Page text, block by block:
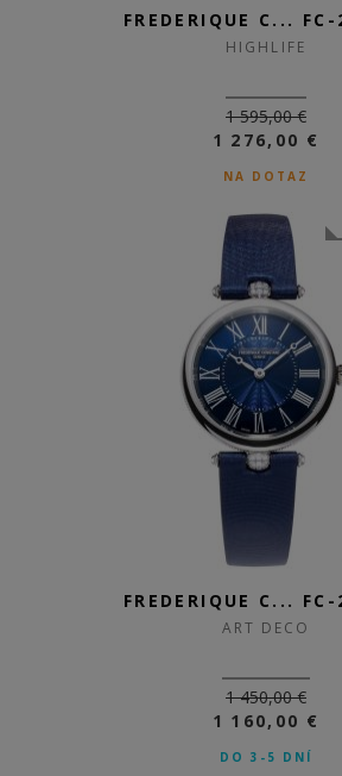
HIGHLIFE
1 595,00 €
1 276,00 €
NA DOTAZ
ART DECO
1 450,00 €
1 160,00 €
DO 3-5 DNÍ